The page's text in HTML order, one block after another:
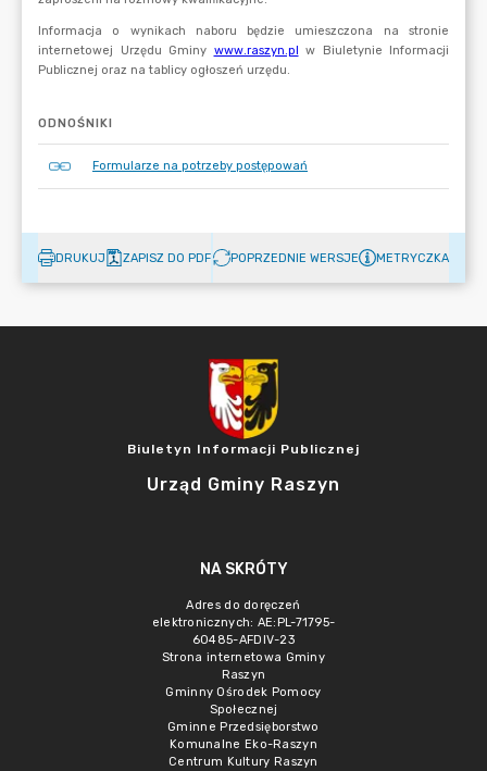
ODNOŚNIKI
Formularze na potrzeby postępowań
DRUKUJ ZAPISZ DO PDF POPRZEDNIE WERSJE METRYCZKA
Biuletyn Informacji Publicznej
Urząd Gminy Raszyn
NA SKRÓTY
Adres do doręczeń
elektronicznych: AE:PL-71795-
60485-AFDIV-23
Strona internetowa Gminy
Raszyn
Gminny Ośrodek Pomocy
Społecznej
Gminne Przedsięborstwo
Komunalne Eko-Raszyn
Centrum Kultury Raszyn